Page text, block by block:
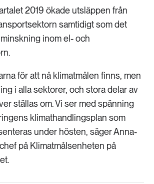
2019 ökade utsläppen från
samtidigt som det
inom el- och
för att nå klimatmålen finns, men
i alla sektorer, och stora delar av
ställas om. Vi ser med spänning
klimathandlingsplan som
under hösten, säger Anna-
på Klimatmålsenheten på